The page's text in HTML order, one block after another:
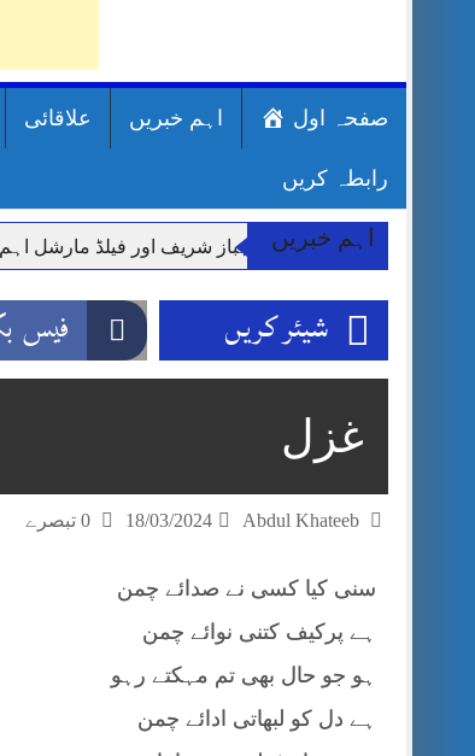
صفحہ اول اہم خبریں علاقائی
رابطہ کریں
اہم خبریں
وزیر اعظم شہباز شریف اور فیلڈ مارشل
قائداعظم نامی شہری کا شناختی کارڈ
ڈپٹی کمشنر راولپنڈی کیپٹن(ر) ندیم ناصر کا
مون سون بارشیں، لینڈ سلائیڈنگ اور کوٹلی
شہید گر وپ کیپٹنعاصم طارق مکمل فوجی
شیئر کریں فیس
غزل
Abdul Khateeb
18/03/2024
سنی کیا کسی نے صدائے چمن
ہے پرکیف کتنی نوائے چمن
ہو جو حال بھی تم مہکتے رہو
ہے دل کو لبھاتی ادائے چمن